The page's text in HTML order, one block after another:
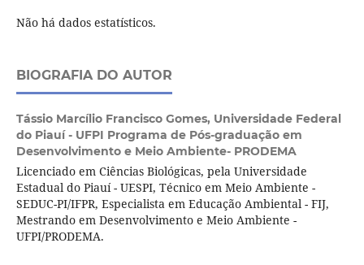
Não há dados estatísticos.
BIOGRAFIA DO AUTOR
Tássio Marcílio Francisco Gomes, Universidade Federal
do Piauí - UFPI Programa de Pós-graduação em
Desenvolvimento e Meio Ambiente- PRODEMA
Licenciado em Ciências Biológicas, pela Universidade
Estadual do Piauí - UESPI, Técnico em Meio Ambiente -
SEDUC-PI/IFPR, Especialista em Educação Ambiental - FIJ,
Mestrando em Desenvolvimento e Meio Ambiente -
UFPI/PRODEMA.